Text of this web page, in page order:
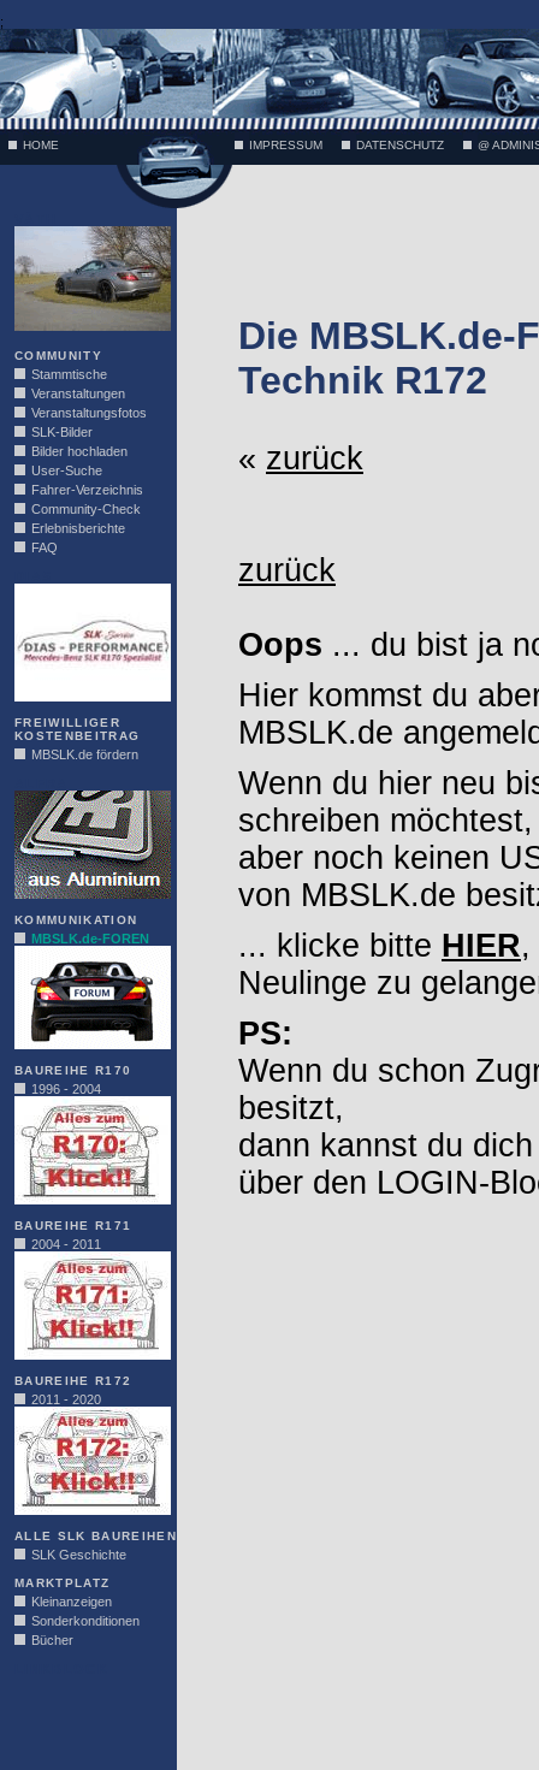
;
HOME IMPRESSUM DATENSCHUTZ @
COMMUNITY
Stammtische
Veranstaltungen
Veranstaltungsfotos
SLK-Bilder
Bilder hochladen
User-Suche
Fahrer-Verzeichnis
Community-Check
Erlebnisberichte
FAQ
FREIWILLIGER
KOSTENBEITRAG
MBSLK.de fördern
KOMMUNIKATION
MBSLK.de-FOREN
BAUREIHE R170
1996 - 2004
BAUREIHE R171
2004 - 2011
BAUREIHE R172
2011 - 2020
ALLE SLK BAUREIHEN
SLK Geschichte
MARKTPLATZ
Kleinanzeigen
Sonderkonditionen
Bücher
Die MBSLK.de-
Technik R172
« zurück
zurück
Oops ... du bist ja
Hier kommst du
MBSLK.de
Wenn du hier neu
schreiben möchtest,
aber noch keinen
von MBSLK.de
... klicke bitte HIER,
Neulinge zu
PS:
Wenn du schon
besitzt,
dann kannst du
über den LOGIN-